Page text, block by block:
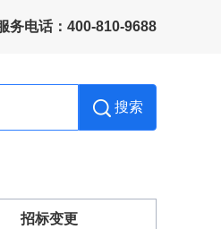
务电话：400-810-9688
搜索
招标变更